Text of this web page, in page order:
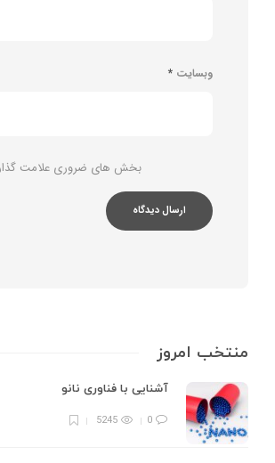
وبسایت *
بخش های ضروری علامت
منتخب امروز
آشنایی با فناوری نانو
0
5245